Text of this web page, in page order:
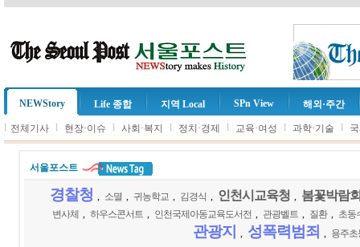
NEWStory Life 종합 지역 Local SPn View 해외·주간
l 전체기사 l 현장·이슈 l 사회·복지 l 정치·경제 l 교육·여성 l 과학·기술 l
서울포스트
경찰청 소멸 귀농학교 김경식 인천시교육청 봄꽃박람
변사체 하우스콘서트 인천국제아동교육도서전 관광벨트 질환 초동
관광지 성폭력범죄 용주